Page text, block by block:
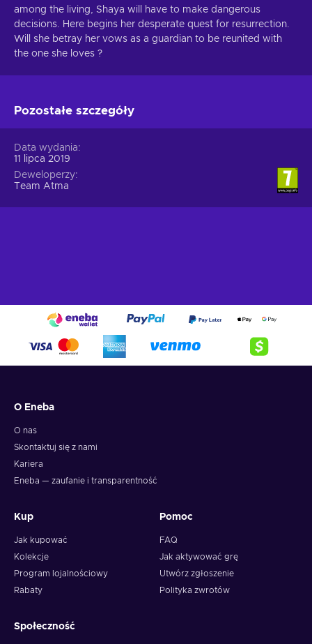
among the living, Shaya will have to make dangerous
decisions. Here begins her desperate quest for resurrection.
Will she betray her vows as a guardian to be reunited with
the one she loves ?
Pozostałe szczegóły
Data wydania
11 lipca 2019
Deweloperzy
Team Atma
O Eneba
O nas
Skontaktuj się z nami
Kariera
Eneba — zaufanie i transparentność
Kup
Jak kupować
Kolekcje
Program lojalnościowy
Rabaty
Pomoc
FAQ
Jak aktywować grę
Utwórz zgłoszenie
Polityka zwrotów
Społeczność